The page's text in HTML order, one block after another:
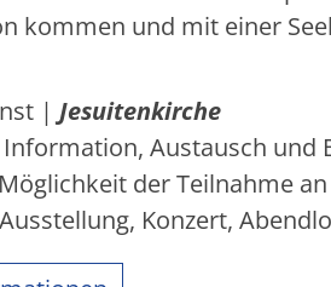
kommen und mit einer
| Jesuitenkirche
Information, Austausch und
Möglichkeit der Teilnahme
Konzert,